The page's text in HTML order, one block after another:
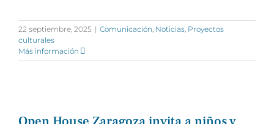
22 septiembre, 2025 | Comunicación Noticias Proyectos
culturales
Más información